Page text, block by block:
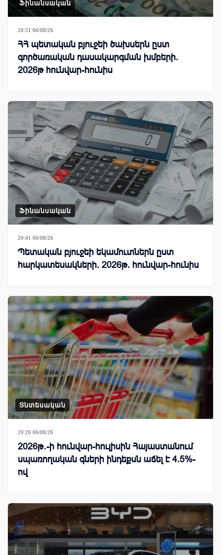
Ֆինանսական
20:51 06/08/26
ՀՀ պետական բյուջեի ծախսերն ըստ
գործառական դասակարգման խմբերի.
2026թ հունվար-հունիս
Ֆինանսական
20:41 06/08/26
Պետական բյուջեի եկամուտներն ըստ
հարկատեսակների. 2026թ. հունվար-հունիս
Տնտեսական
20:26 06/08/26
2026թ․-ի հունվար-հուլիսին Հայաստանում
սպառողական գների ինդեքսն աճել է 4.5%-
ով